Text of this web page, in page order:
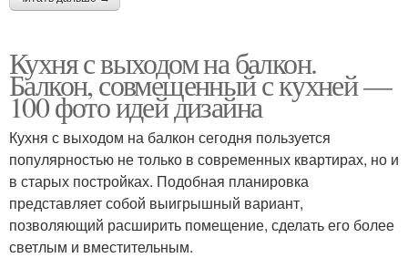
Кухня с выходом на балкон.
Балкон, совмещенный с кухней —
100 фото идей дизайна
Кухня с выходом на балкон сегодня пользуется
популярностью не только в современных квартирах, но и
в старых постройках. Подобная планировка
представляет собой выигрышный вариант,
позволяющий расширить помещение, сделать его более
светлым и вместительным.